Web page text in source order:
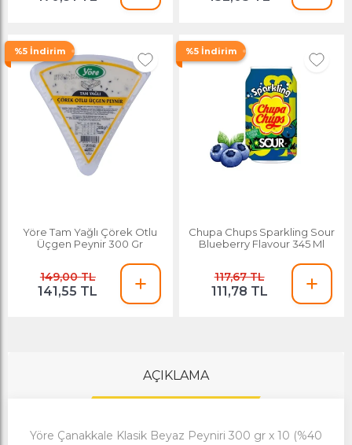
%5 İndirim
Yöre Tam Yağlı Çörek Otlu
Üçgen Peynir 300 Gr
149,00 TL
141,55 TL
%5 İndirim
Chupa Chups Sparkling Sour
Blueberry Flavour 345 Ml
117,67 TL
111,78 TL
AÇIKLAMA
Yöre Çanakkale Klasik Beyaz Peyniri 300 gr x 10 (%40